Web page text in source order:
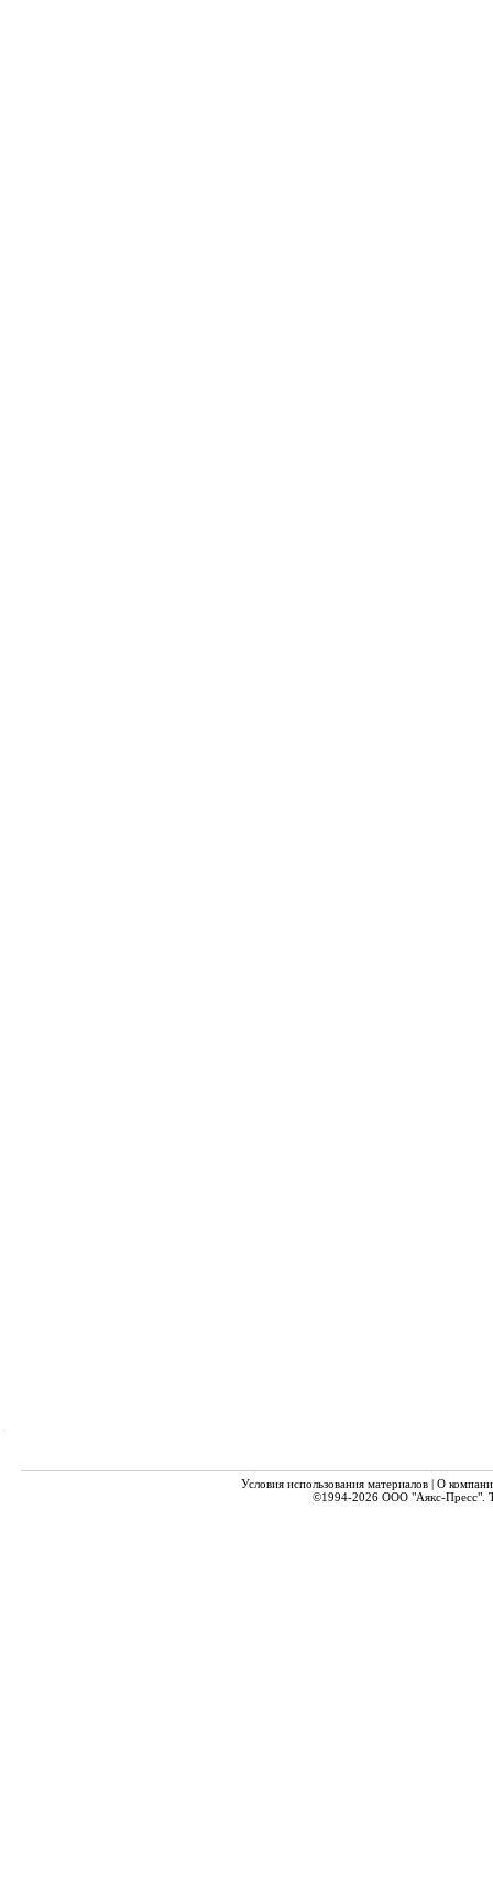
Условия использования материалов| О
©1994-2026 ООО "Аякс-Пресс".